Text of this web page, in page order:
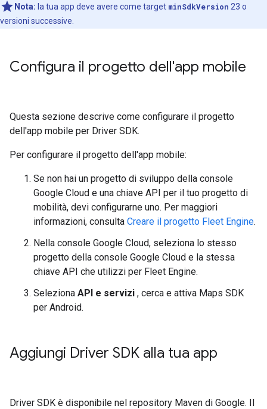
Nota: la tua app deve avere come target minSdkVersion 23 o
versioni successive.
Configura il progetto dell'app mobile
Questa sezione descrive come configurare il progetto
dell'app mobile per Driver SDK.
Per configurare il progetto dell'app mobile:
Se non hai un progetto di sviluppo della console
Google Cloud e una chiave API per il tuo progetto di
mobilità, devi configurarne uno. Per maggiori
informazioni, consulta Creare il progetto Fleet Engine.
Nella console Google Cloud, seleziona lo stesso
progetto della console Google Cloud e la stessa
chiave API che utilizzi per Fleet Engine.
Seleziona API e servizi , cerca e attiva Maps SDK
per Android.
Aggiungi Driver SDK alla tua app
Driver SDK è disponibile nel repository Maven di Google. Il